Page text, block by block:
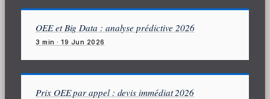
OEE et Big Data : analyse prédictive 2026
3 min · 19 Jun 2026
Prix OEE par appel : devis immédiat 2026